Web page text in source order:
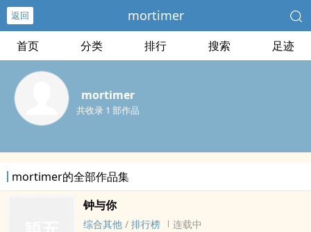
返回 mortimer
首页 分类 排行 搜索 足迹
mortimer
共收录 1 部作品
mortimer的全部作品集
钟与你
综合其他 / 排行榜
连载中